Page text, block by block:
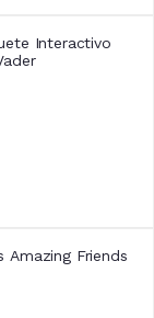
Interactivo
Amazing Friends